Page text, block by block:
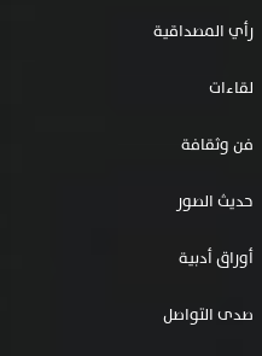
رأي المصداقية
لقاءات
فن وثقافة
حديث الصور
أوراق أدبية
صدى التواصل